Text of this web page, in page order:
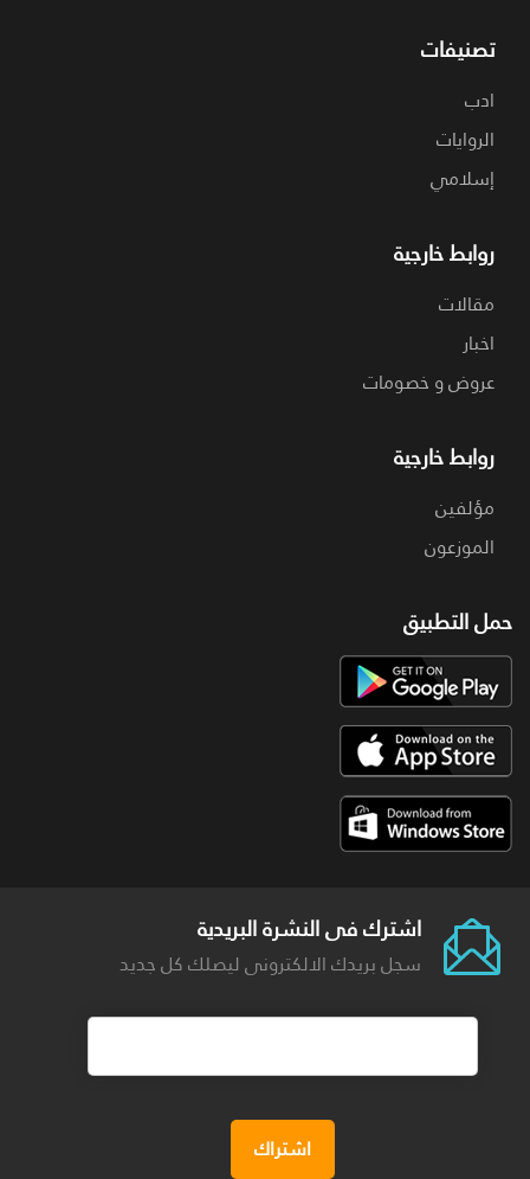
تصنيفات
ادب
الروايات
إسلامي
روابط خارجية
مقالات
اخبار
عروض و خصومات
روابط خارجية
مؤلفين
الموزعون
حمل التطبيق
اشترك فى النشرة البريدية
سجل بريدك الالكترونى ليصلك كل جديد